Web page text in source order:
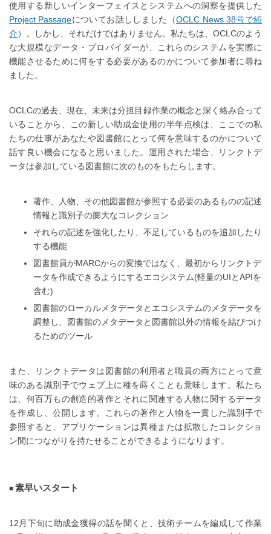
使用する新しいインターフェイスとシステムへの洞察を提供した
Project Passageについてお話ししました（OCLC News 38号で紹
介）。しかし、それだけではありません。私たちは、OCLCのよう
な大規模なデータ・プロバイダーが、これらのシステムを実際に
機能させるために何をする必要があるのかについて参加者に尋ね
ました。
OCLCの過去、現在、未来は分担目録作業の概念と深く絡み合って
いることから、この新しい助成金使用の半年点検は、ここでの私
たちの仕事があなたや図書館にとって何を意味するのかについて
話す良い機会になると思いました。運用された場合、リンクトデ
ータは参加している図書館に次のものをもたらします。
著作、人物、その他図書館が参照する必要のあるものの記述
情報と識別子の膨大なコレクション
それらの記述を強化したり、不足しているものを追加したり
する機能
図書館員がMARCからの変換ではなく、最初からリンクトデ
ータを作成できるようにするエコシステム(軽量のUIとAPIを
含む)
図書館のローカルメタデータとエコシステムのメタデータを
調整し、図書館のメタデータと図書館以外の情報を結びつけ
るためのツール
また、リンクトデータは図書館の利用者と職員の両方にとって意
味のある識別子でウェブ上に種を蒔くことも意味します。私たち
は、何百万もの創造的著作とそれに関連する人物に関するデータ
を作成し、公開します。これらの著作と人物を一貫した識別子で
参照すると、アプリケーションは異種または拡散したコレクショ
ン間につながりを持たせることができるようになります。
素早いスタート
12月下旬に助成金獲得の話を聞くと、技術チームを編成して作業